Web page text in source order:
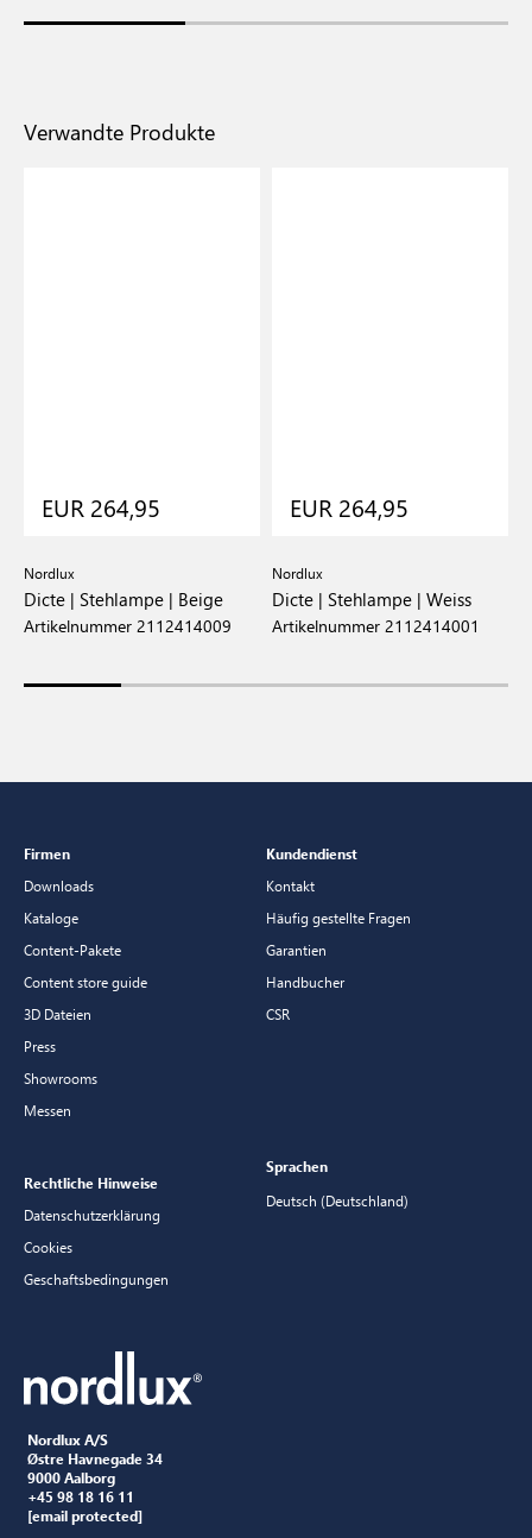
Verwandte Produkte
EUR 264,95
Nordlux
Dicte | Stehlampe | Beige
Artikelnummer 2112414009
EUR 264,95
Nordlux
Dicte | Stehlampe | Weiss
Artikelnummer 2112414001
Nordlux A/S
Østre Havnegade 34
9000 Aalborg
+45 98 18 16 11
[email protected]
Firmen
Downloads
Kataloge
Content-Pakete
Content store guide
3D Dateien
Press
Showrooms
Messen
Kundendienst
Kontakt
Häufig gestellte Fragen
Garantien
Handbucher
CSR
Rechtliche Hinweise
Datenschutzerklärung
Cookies
Geschaftsbedingungen
Sprachen
Deutsch (Deutschland)